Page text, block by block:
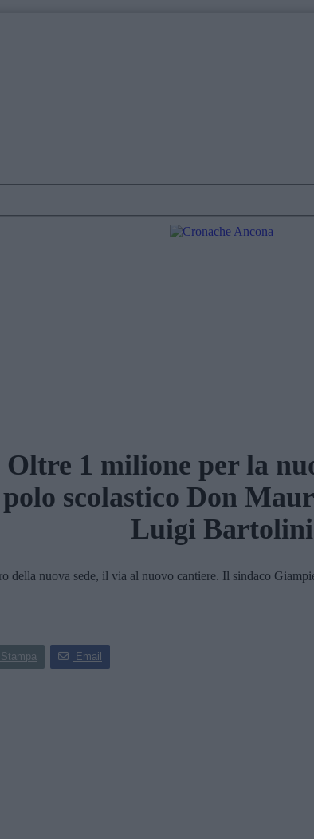
Oltre 1 milione per la
scolastico Don
Luigi Bartolini
nuova sede, il via al nuovo cantiere. Il sindaco
Stampa Email